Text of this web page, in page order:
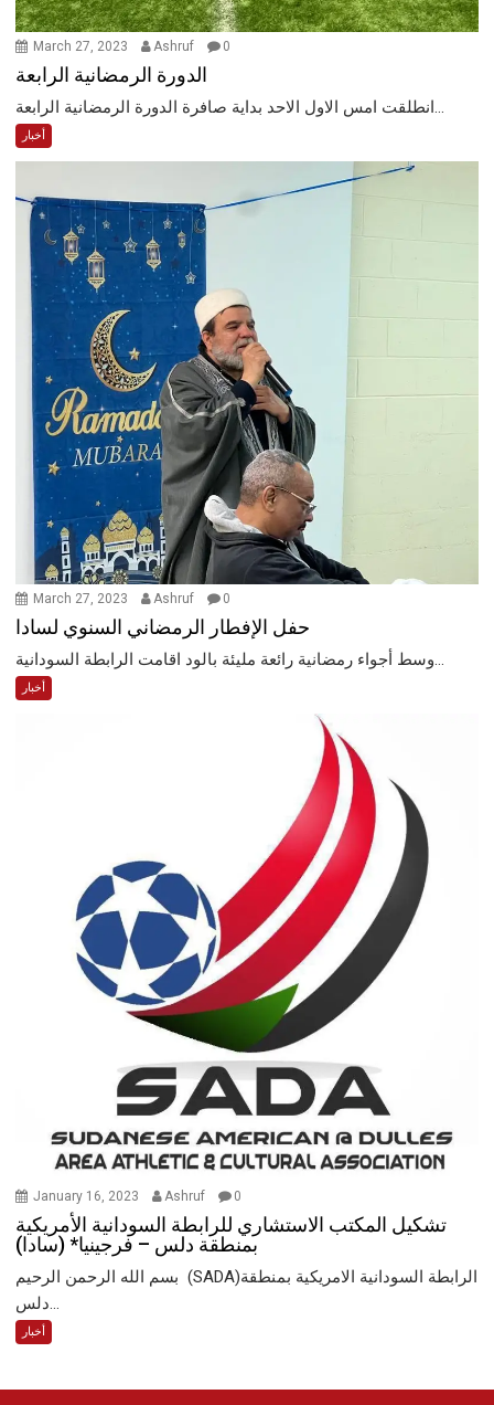
March 27, 2023 Ashruf 0
الدورة الرمضانية الرابعة
انطلقت امس الاول الاحد بداية صافرة الدورة الرمضانية الرابعة...
أخبار
March 27, 2023 Ashruf 0
حفل الإفطار الرمضاني السنوي لسادا
وسط أجواء رمضانية رائعة مليئة بالود اقامت الرابطة السودانية...
أخبار
January 16, 2023 Ashruf 0
تشكيل المكتب الاستشاري للرابطة السودانية الأمريكية
بمنطقة دلس – فرجينيا* (سادا)
بسم الله الرحمن الرحيم (SADA)الرابطة السودانية الامريكية بمنطقة
دلس...
أخبار